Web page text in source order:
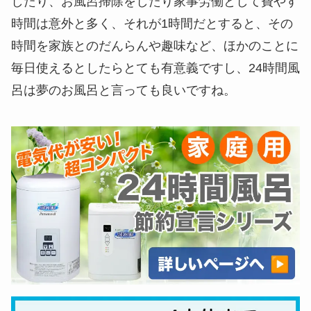
時間は意外と多く、それが1時間だとすると、その
時間を家族とのだんらんや趣味など、ほかのことに
毎日使えるとしたらとても有意義ですし、24時間風
呂は夢のお風呂と言っても良いですね。